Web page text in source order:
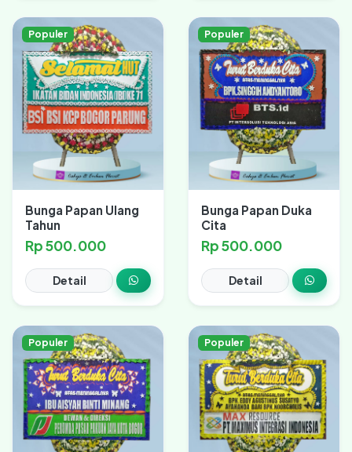
Populer
Bunga Papan Ulang
Tahun
Rp 500.000
Detail
Populer
Bunga Papan Duka
Cita
Rp 500.000
Detail
Populer Populer